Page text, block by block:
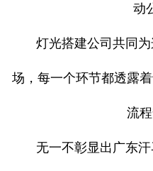
动
灯光搭建公司共同
场，每一个环节都透露
流
无一不彰显出广东